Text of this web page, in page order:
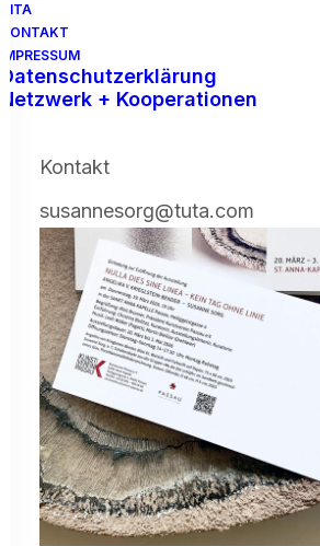
VITA
KONTAKT
IMPRESSUM
Datenschutzerklärung
Netzwerk + Kooperationen
Kontakt
susannesorg@tuta.com